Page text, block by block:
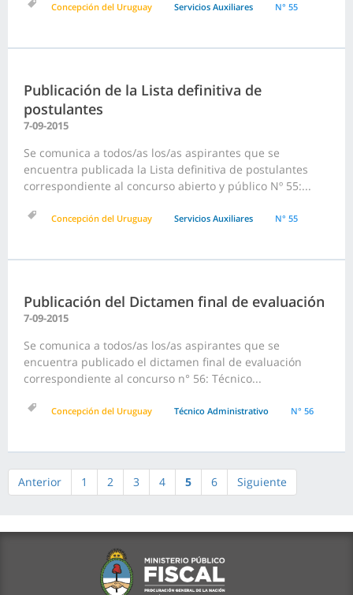
Concepción del Uruguay Servicios Auxiliares N° 55
Publicación de la Lista definitiva de
postulantes
7-09-2015
Se comunica a todos/as los/as aspirantes que se
encuentra publicada la Lista definitiva de postulantes
correspondiente al concurso abierto y público Nº 55:...
Concepción del Uruguay Servicios Auxiliares N° 55
Publicación del Dictamen final de evaluación
7-09-2015
Se comunica a todos/as los/as aspirantes que se
encuentra publicado el dictamen final de evaluación
correspondiente al concurso n° 56: Técnico...
Concepción del Uruguay Técnico Administrativo N° 56
Anterior 1 2 3 4 5 6 Siguiente